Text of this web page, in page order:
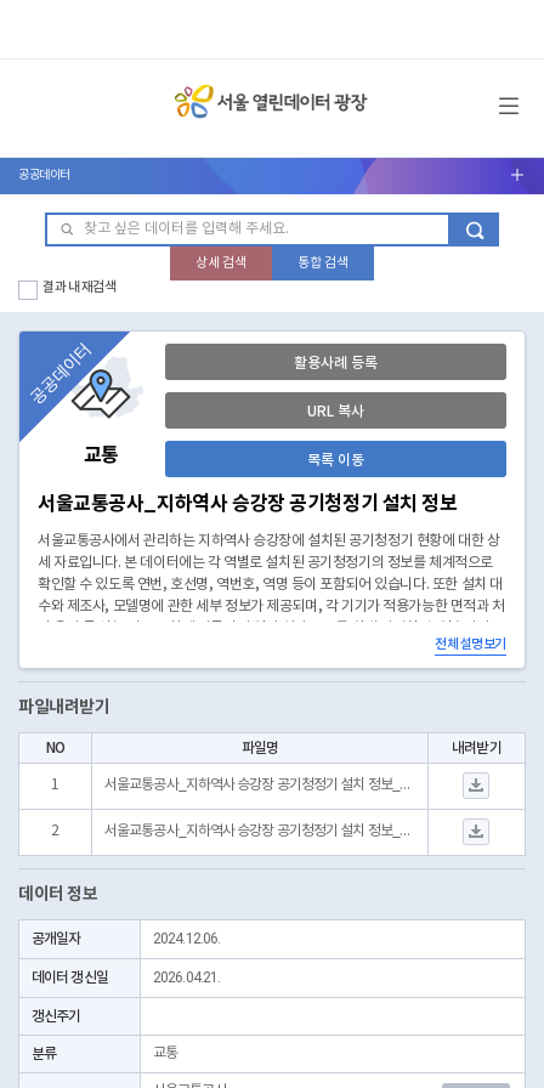
메뉴 열기
공공데이터 서브메뉴 열기
상세 검색
통합 검색
결과 내 재검색
교통
공공데이터 활용사례 등록
URL 복사
목록 이동
서울교통공사_지하역사 승강장 공기청정기 설치 정보
서울교통공사에서 관리하는 지하역사 승강장에 설치된 공기청정기 현황에 대한 상
세 자료입니다. 본 데이터에는 각 역별로 설치된 공기청정기의 정보를 체계적으로
확인할 수 있도록 연번, 호선명, 역번호, 역명 등이 포함되어 있습니다. 또한 설치 대
수와 제조사, 모델명에 관한 세부 정보가 제공되며, 각 기기가 적용가능한 면적과 처
이를 통해 각 역사별 공기질 관리 수준과 설비 운영 현황을 분석할 수 있으며, 유지
관리 및 향후 계획 수립에 유용한 자료로 활용할 수 있습니다. 해당 데이터는 2026
전체 설명보기
파일내려받기
NO 파일명 내려받기
1 서울교통공사_지하역사 승강장 공기청정기 설치 정보_20260219.csv
서울교통공사_지하
2 서울교통공사_지하역사 승강장 공기청정기 설치 정보_20250723.csv
서울교통공사_지하
데이터 정보
공개일자 2024.12.06.
데이터 갱신일 2026.04.21.
갱신주기
분류 교통